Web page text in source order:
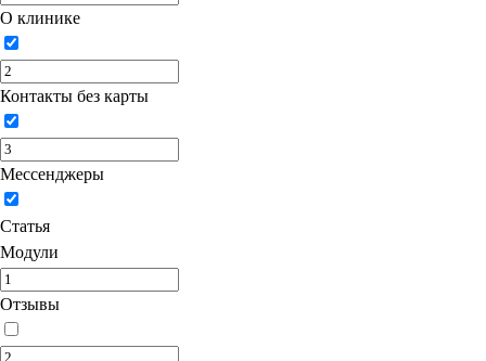
О клинике
Контакты без карты
Мессенджеры
Статья
Модули
Отзывы